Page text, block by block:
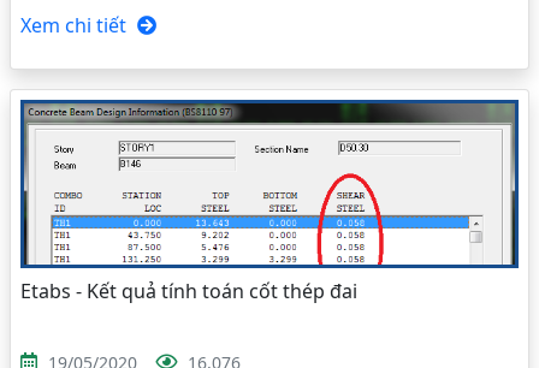
Xem chi tiết
Etabs - Kết quả tính toán cốt thép đai
19/05/2020 16,076